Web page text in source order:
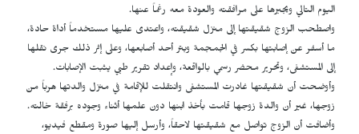
اليوم التالي ويجبرها على مرافقته والعودة معه رغماً عنها.
واصطحب الزوج شقيقتها إلى منزل شقيقته، واعتدى عليها مستخدماً أداة حادة،
ما أسفر عن إصابتها بكسر في الجمجمة وبتر أحد أصابعها، وعلى إثر ذلك جرى نقلها
إلى المستشفى، وتحرير محضر رسمي بالواقعة، وإعداد تقرير طبي يثبت الإصابات.
وأوضحت أن شقيقتها غادرت المستشفى وانتقلت للإقامة في منزل والدتها هرباً من
زوجها، غير أن والدة زوجها قامت بأخذ ابنها دون علمها أثناء وجوده برفقة خالته.
وأضافت أن الزوج تواصل مع شقيقتها لاحقاً، وأرسل إليها صورة ومقطع فيديو،